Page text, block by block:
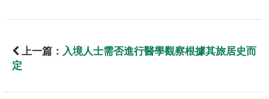
上一篇： 入境人士需否進行醫學觀察根據其旅居史而
定